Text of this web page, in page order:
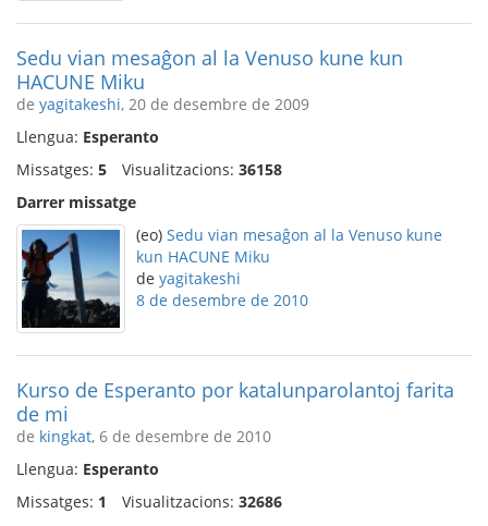
Sedu vian mesaĝon al la Venuso kune kun
HACUNE Miku
de yagitakeshi, 20 de desembre de 2009
Llengua: Esperanto
Missatges: 5 Visualitzacions: 36158
Darrer missatge
(eo) Sedu vian mesaĝon al la Venuso kune
kun HACUNE Miku
de yagitakeshi
8 de desembre de 2010
Kurso de Esperanto por katalunparolantoj farita
de mi
de kingkat, 6 de desembre de 2010
Llengua: Esperanto
Missatges: 1 Visualitzacions: 32686